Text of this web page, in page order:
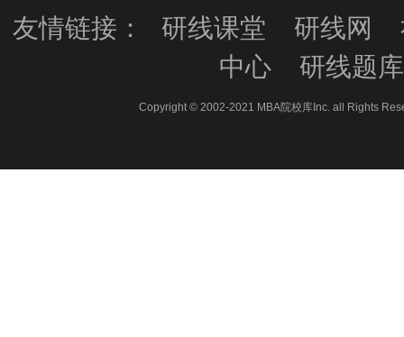
友情链接： 研线课堂 研线网
中心
研线题库
Copyright © 2002-2021 MBA院校库Inc. all Rights